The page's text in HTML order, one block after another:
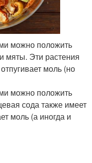
можно положить
мяты. Эти растения
моль (но
можно положить
сода также имеет
моль (а иногда и